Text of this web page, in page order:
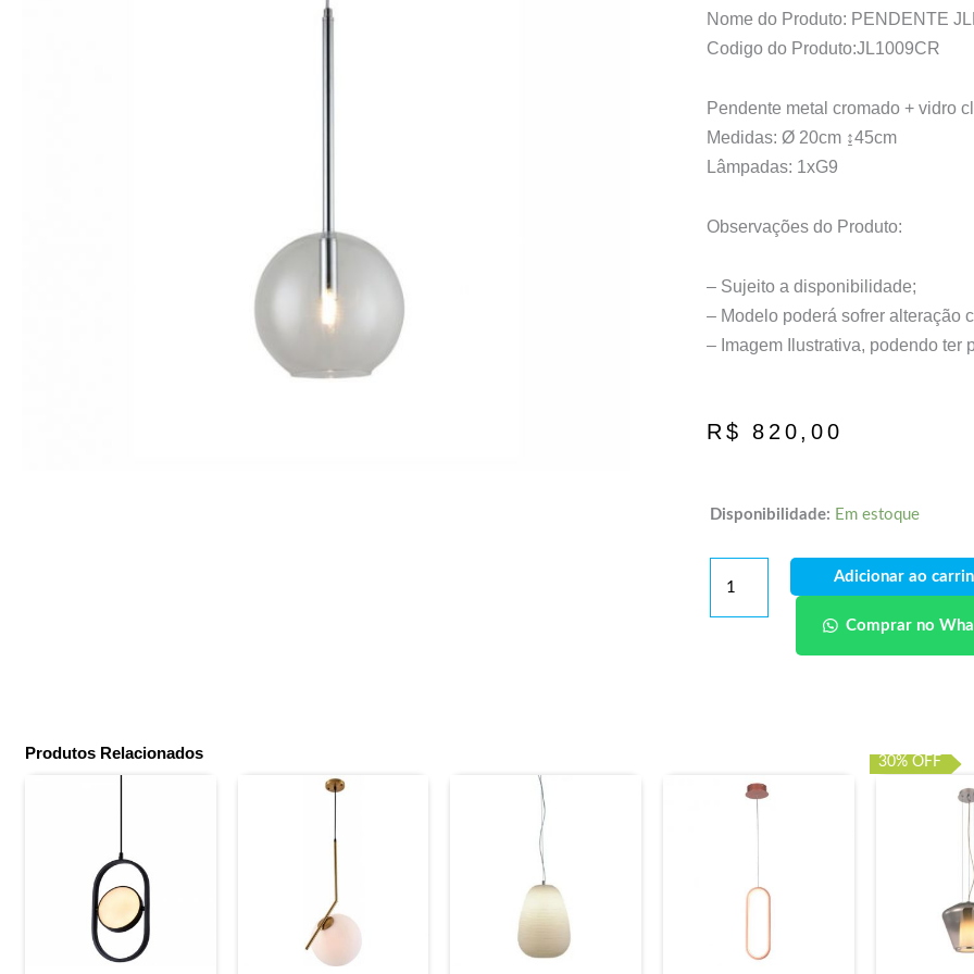
Nome do Produto: PENDENTE
Codigo do Produto:JL1009CR
Pendente metal cromado + vidro
Medidas: Ø 20cm ↨45cm
Lâmpadas: 1xG9
Observações do Produto:
– Sujeito a disponibilidade;
– Modelo poderá sofrer alteração
– Imagem Ilustrativa, podendo ter
R$ 820,00
Disponibilidade: Em estoque
Adicionar ao
Comprar no
Produtos Relacionados 30% OFF